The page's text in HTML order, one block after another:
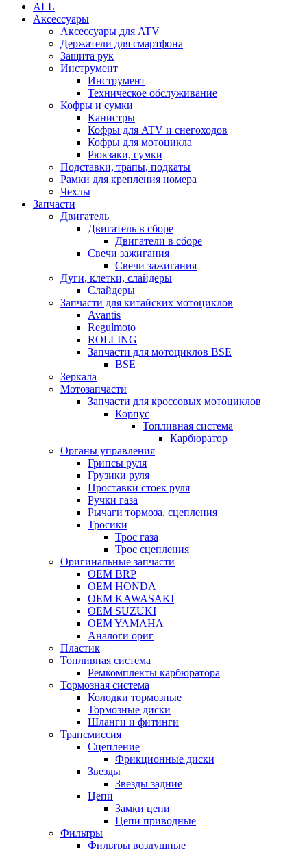
ALL
Аксессуары
Аксессуары для ATV
Держатели для смартфона
Защита рук
Инструмент
Инструмент
Техническое обслуживание
Кофры и сумки
Канистры
Кофры для ATV и снегоходов
Кофры для мотоцикла
Рюкзаки, сумки
Подставки, трапы, подкаты
Рамки для крепления номера
Чехлы
Запчасти
Двигатель
Двигатель в сборе
Двигатели в сборе
Свечи зажигания
Свечи зажигания
Дуги, клетки, слайдеры
Слайдеры
Запчасти для китайских мотоциклов
Avantis
Regulmoto
ROLLING
Запчасти для мотоциклов BSE
BSE
Зеркала
Мотозапчасти
Запчасти для кроссовых мотоциклов
Корпус
Топливная система
Карбюратор
Органы управления
Грипсы руля
Грузики руля
Проставки стоек руля
Ручки газа
Рычаги тормоза, сцепления
Тросики
Трос газа
Трос сцепления
Оригинальные запчасти
OEM BRP
OEM HONDA
OEM KAWASAKI
OEM SUZUKI
OEM YAMAHA
Аналоги ориг
Пластик
Топливная система
Ремкомплекты карбюратора
Тормозная система
Колодки тормозные
Тормозные диски
Шланги и фитинги
Трансмиссия
Cцепление
Фрикционные диски
Звезды
Звезды задние
Цепи
Замки цепи
Цепи приводные
Фильтры
Фильтры воздушные